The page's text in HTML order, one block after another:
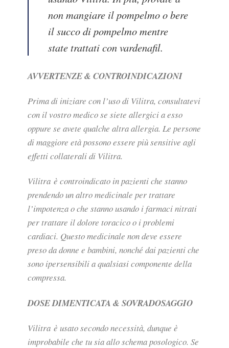
non mangiare il pompelmo o bere
il succo di pompelmo mentre
state trattati con vardenafil.
AVVERTENZE & CONTROINDICAZIONI
Prima di iniziare con l’uso di Vilitra, consultatevi
con il vostro medico se siete allergici a esso
oppure se avete qualche altra allergia. Le persone
di maggiore età possono essere più sensitive agli
effetti collaterali di Vilitra.
Vilitra è controindicato in pazienti che stanno
prendendo un altro medicinale per trattare
l’impotenza o che stanno usando i farmaci nitrati
per trattare il dolore toracico o i problemi
cardiaci. Questo medicinale non deve essere
preso da donne e bambini, nonché dai pazienti che
sono ipersensibili a qualsiasi componente della
compressa.
DOSE DIMENTICATA & SOVRADOSAGGIO
Vilitra è usato secondo necessità, dunque è
improbabile che tu sia allo schema posologico. Se